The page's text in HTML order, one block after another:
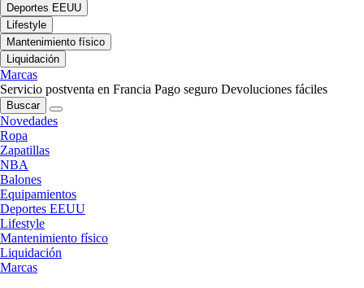
Deportes EEUU
Lifestyle
Mantenimiento físico
Liquidación
Marcas
Servicio postventa en Francia Pago seguro Devoluciones fáciles
Buscar
Novedades
Ropa
Zapatillas
NBA
Balones
Equipamientos
Deportes EEUU
Lifestyle
Mantenimiento físico
Liquidación
Marcas